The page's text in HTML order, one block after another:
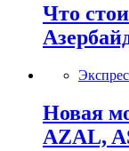
Что
Новая
AZAL,